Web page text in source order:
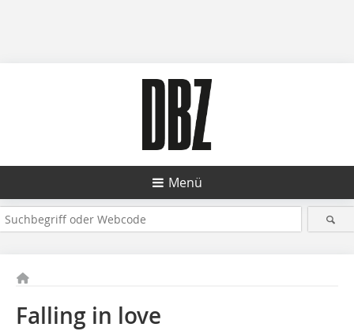
Menü
Falling in love